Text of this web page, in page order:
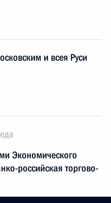
и всея Руси
Экономического
российская торгово-